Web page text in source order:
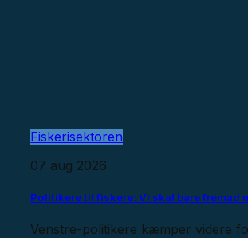
Fiskerisektoren
07 aug 2026
Politikere til fiskere: Vi skal bare fremad
Venstre-politikere kæmper videre